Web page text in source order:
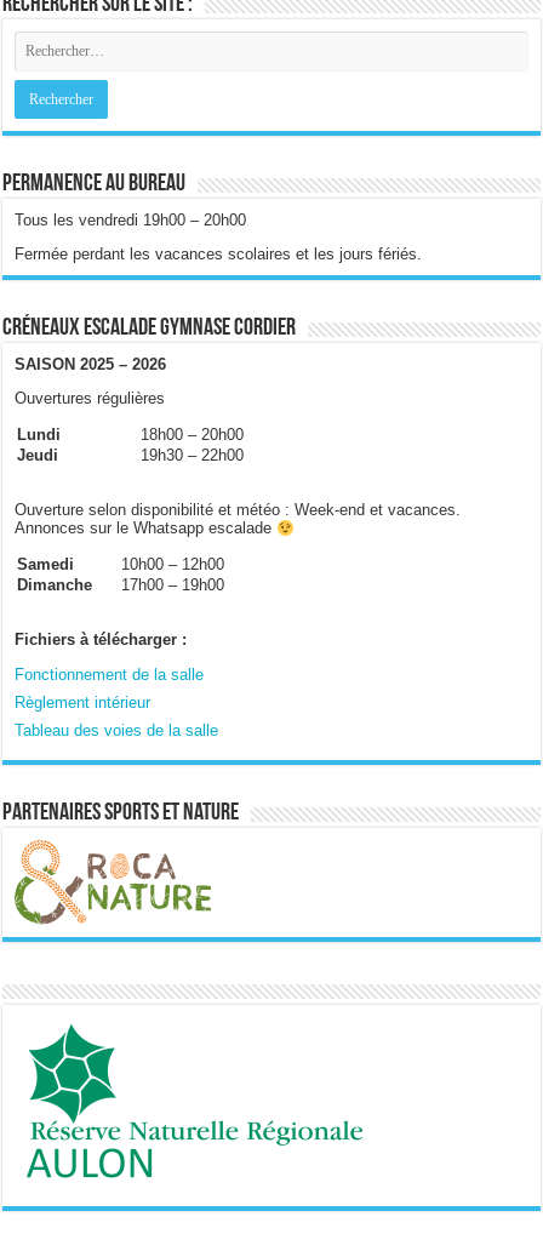
Rechercher sur le site :
Permanence au bureau
Tous les vendredi 19h00 – 20h00
Fermée perdant les vacances scolaires et les jours fériés.
Créneaux escalade gymnase Cordier
SAISON 2025 – 2026
Ouvertures régulières
Lundi
18h00 – 20h00
Jeudi
19h30 – 22h00
Ouverture selon disponibilité et météo : Week-end et vacances.
Annonces sur le Whatsapp escalade
Samedi
10h00 – 12h00
Dimanche
17h00 – 19h00
Fichiers à télécharger :
Fonctionnement de la salle
Règlement intérieur
Tableau des voies de la salle
Partenaires sports et nature